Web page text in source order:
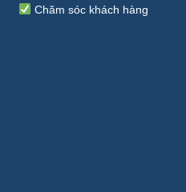
Chăm sóc khách hàng